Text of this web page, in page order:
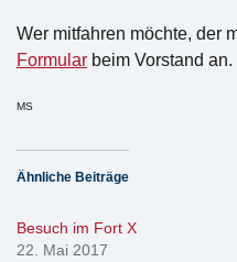
Wer mitfahren möchte, der
Formular beim Vorstand an.
MS
Ähnliche Beiträge
Besuch im Fort X
22. Mai 2017